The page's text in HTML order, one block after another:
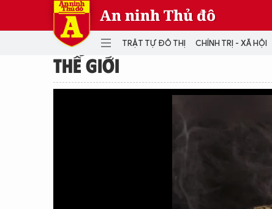
An ninh Thủ đô
TRẬT TỰ ĐÔ THỊ CHÍNH TRỊ - XÃ HỘI
THẾ GIỚI